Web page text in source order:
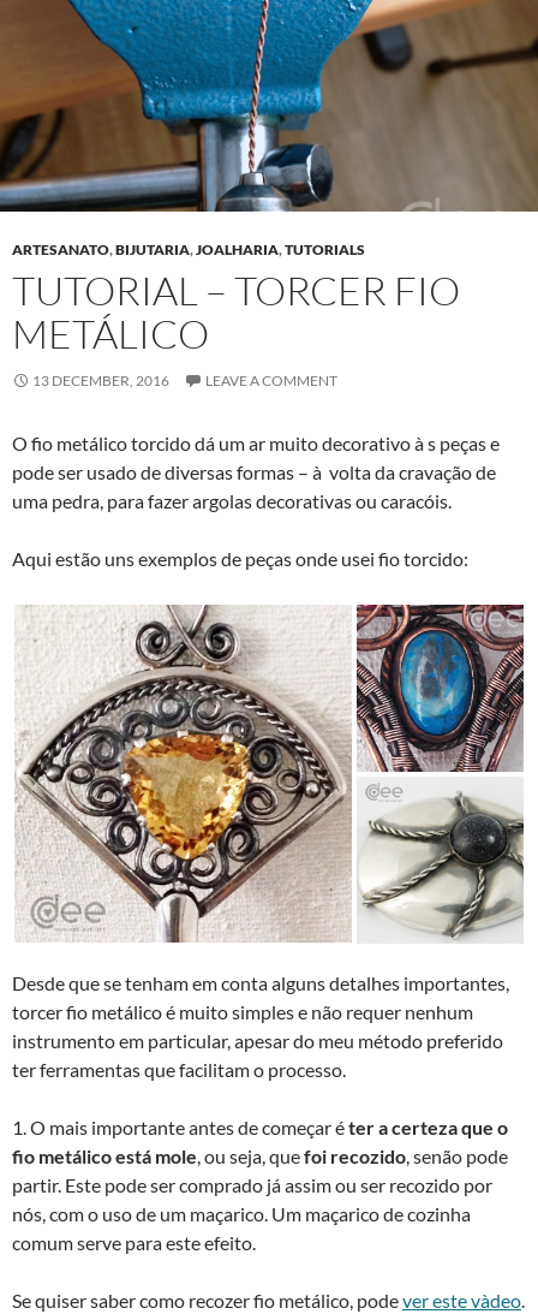
ARTESANATO,BIJUTARIA,JOALHARIA,TUTORIALS
TUTORIAL – TORCER FIO
METÁLICO
13 DECEMBER, 2016 LEAVE A COMMENT
O fio metálico torcido dá um ar muito decorativo à s peças e
pode ser usado de diversas formas – à volta da cravação de
uma pedra, para fazer argolas decorativas ou caracóis.
Aqui estão uns exemplos de peças onde usei fio torcido:
Desde que se tenham em conta alguns detalhes importantes,
torcer fio metálico é muito simples e não requer nenhum
instrumento em particular, apesar do meu método preferido
ter ferramentas que facilitam o processo.
1. O mais importante antes de começar éter a certeza que o
fio metálico está mole, ou seja, quefoi recozido, senão pode
partir. Este pode ser comprado já assim ou ser recozido por
nós, com o uso de um maçarico. Um maçarico de cozinha
comum serve para este efeito.
Se quiser saber como recozer fio metálico, podever este và­deo.